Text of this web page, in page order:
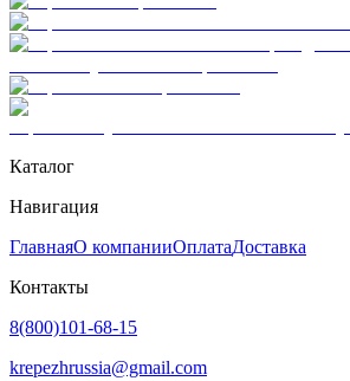
Каталог
Навигация
ГлавнаяО компанииОплатаДоставка
Контакты
8(800)101-68-15
krepezhrussia@gmail.com